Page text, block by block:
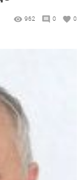
962 0 0